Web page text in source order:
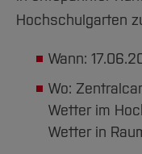
Arbeiten im
Forschung
Team
Service
Studiengänge
Aktuelles
Fachgruppen
Forschung
Amtliche
Notfall-Infos
BO Shop
Vertretungen
Wahlen
International
qed-Stiftung
Hochschulgarten
Wann:
Wo:
Wetter im
Wetter in